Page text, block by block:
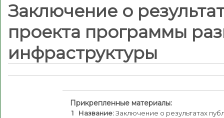
Заключение о
проекта программы
инфраструктуры
Прикрепленные материалы:
1 Название:Заключение о результатах